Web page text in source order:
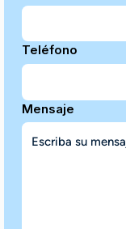
Teléfono
Mensaje